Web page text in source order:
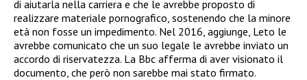
di aiutarla nella carriera e che le avrebbe proposto di
realizzare materiale pornografico, sostenendo che la minore
età non fosse un impedimento. Nel 2016, aggiunge, Leto le
avrebbe comunicato che un suo legale le avrebbe inviato un
accordo di riservatezza. La Bbc afferma di aver visionato il
documento, che però non sarebbe mai stato firmato.